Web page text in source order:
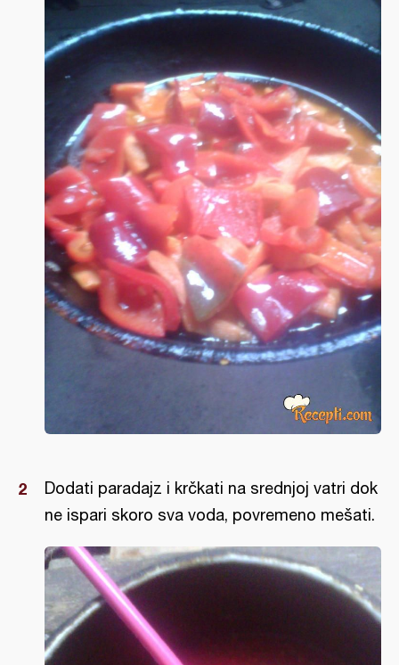
Dodati paradajz i krčkati na srednjoj vatri dok
ne ispari skoro sva voda, povremeno mešati.